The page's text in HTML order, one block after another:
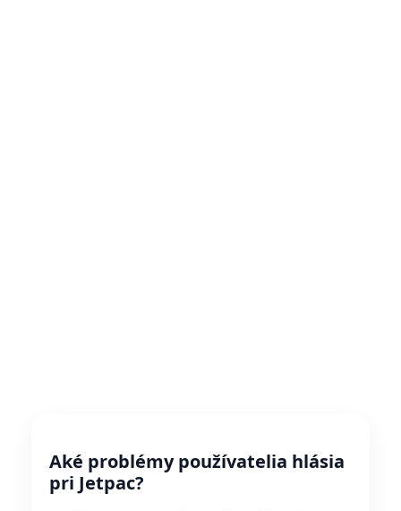
Aké problémy používatelia hlásia
pri Jetpac?